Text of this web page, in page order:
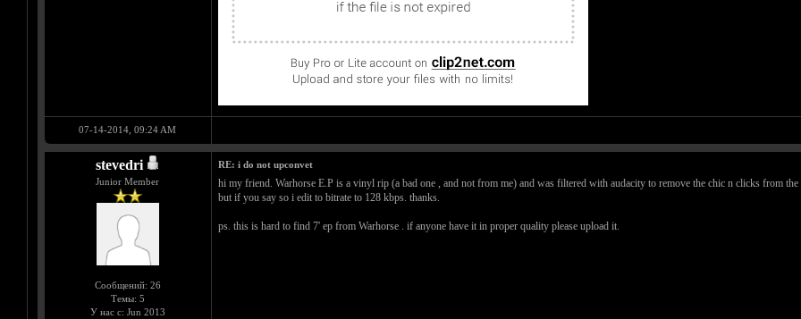
07-14-2014, 09:24 AM
stevedri
Junior Member
Сообщений: 26
Темы: 5
У нас с: Jun 2013
RE: i do not upconvet
hi my friend. Warhorse E.P is a vinyl rip (a bad one , and not from me) and was filtered with audacity to remove the chic n clicks from
but if you say so i edit to bitrate to 128 kbps. thanks.
ps. this is hard to find 7' ep from Warhorse . if anyone have it in proper quality please upload it.